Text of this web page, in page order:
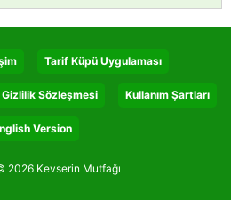
Tarif Küpü Uygulaması
Gizlilik Sözleşmesi Kullanım Şartları
Version
2026 Kevserin Mutfağı